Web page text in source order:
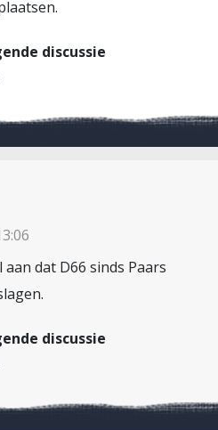
discussie
dat D66 sinds Paars
discussie